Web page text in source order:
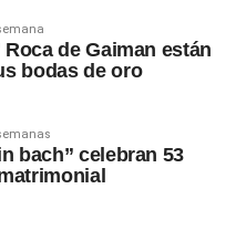
de Gaiman están
bodas de oro
bach” celebran 53